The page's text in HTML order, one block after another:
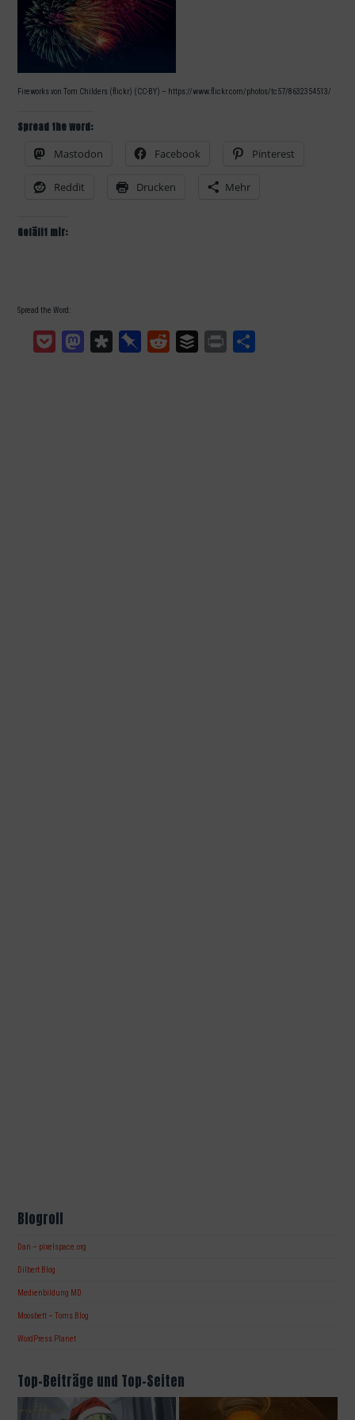
Fireworks von Tom Childers (flickr) (CC-BY) – https://www.flickr.com/photos/tc57/8632354513/
Spread the word:
Mastodon
Facebook Pinterest
Reddit Drucken Mehr
Gefällt mir:
Spread the Word:
Pocket MastodonDiasporaPinboardReddit Buffer Print
Blogroll
Dan – pixelspace.org
Dilbert Blog
Medienbildung MD
Moosbett – Toms Blog
WordPress Planet
Top-Beiträge und Top-Seiten